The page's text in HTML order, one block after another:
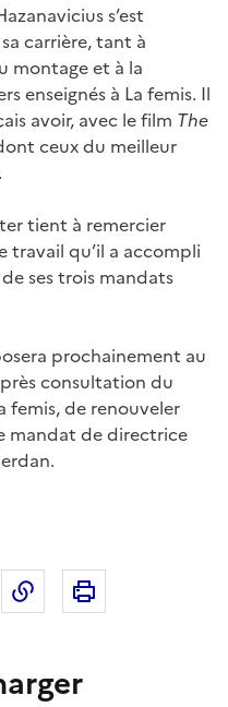
s’est
carrière, tant à
montage et à la
enseignés à La femis. Il
avoir, avec le film The
ceux du meilleur
tient à remercier
travail qu’il a accompli
ses trois mandats
prochainement au
consultation du
femis, de renouveler
mandat de directrice
sur Linkedin
Partager sur Instagram
Copier dans le
Imprimer cette